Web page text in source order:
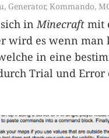
, Generator, Kommando,
sich inMinecraft mit
wird es wenn
in eine
Trial und